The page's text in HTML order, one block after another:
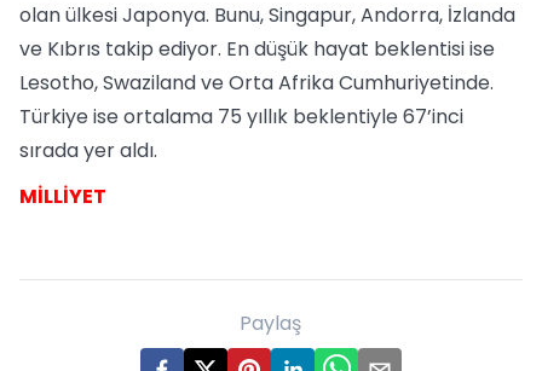
olan ülkesi Japonya. Bunu, Singapur, Andorra, İzlanda
ve Kıbrıs takip ediyor. En düşük hayat beklentisi ise
Lesotho, Swaziland ve Orta Afrika Cumhuriyetinde.
Türkiye ise ortalama 75 yıllık beklentiyle 67’inci
sırada yer aldı.
MİLLİYET
Paylaş